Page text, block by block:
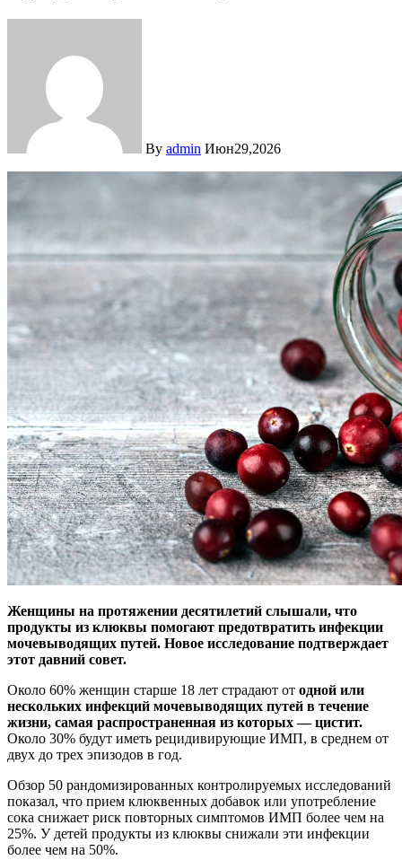
By admin Июн29,2026
Женщины на протяжении десятилетий слышали, что
продукты из клюквы помогают предотвратить инфекции
мочевыводящих путей. Новое исследование подтверждает
этот давний совет.
Около 60% женщин старше 18 лет страдают от одной или
нескольких инфекций мочевыводящих путей в течение
жизни, самая распространенная из которых — цистит.
Около 30% будут иметь рецидивирующие ИМП, в среднем от
двух до трех эпизодов в год.
Обзор 50 рандомизированных контролируемых исследований
показал, что прием клюквенных добавок или употребление
сока снижает риск повторных симптомов ИМП более чем на
25%. У детей продукты из клюквы снижали эти инфекции
более чем на 50%.